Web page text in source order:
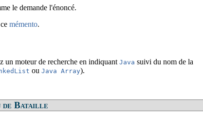
le demande l'énoncé.
cemémento.
un moteur de recherche en indiquantJava suivi du nom de la
ouJava Array).
de Bataille